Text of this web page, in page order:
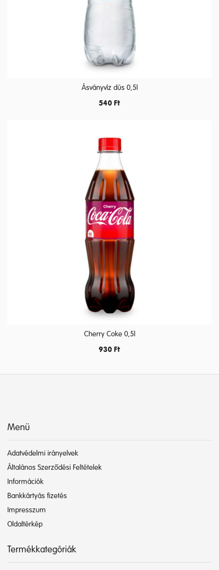
Ásványvíz dús 0,5l
540 Ft
Cherry Coke 0,5l
930 Ft
Menü
Adatvédelmi irányelvek
Általános Szerződési Feltételek
Információk
Bankkártyás fizetés
Impresszum
Oldaltérkép
Termékkategóriák